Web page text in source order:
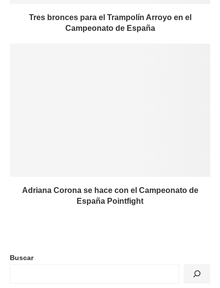
Tres bronces para el Trampolín Arroyo en el
Campeonato de España
Adriana Corona se hace con el Campeonato de
España Pointfight
Buscar